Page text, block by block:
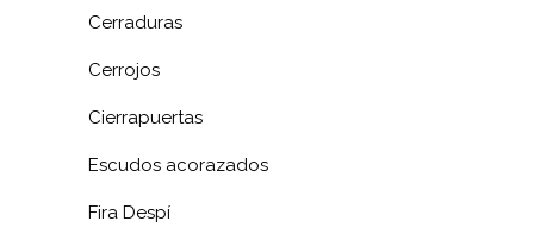
Cerraduras
Cerrojos
Cierrapuertas
Escudos acorazados
Fira Despí